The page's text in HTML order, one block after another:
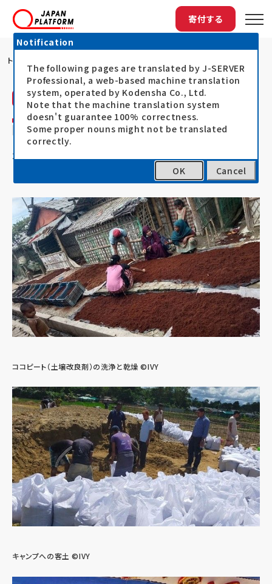
寄付する
トップ
活動レポート アイビー（IVY）
女性たちが家庭菜園への取り組みを発表
22.10.21
ココピート（土壌改良剤）の洗浄と乾燥 ©IVY
キャンプへの客土 ©IVY
Notification
The following pages are translated by J-SERVER
Professional, a web-based machine translation
system, operated by Kodensha Co., Ltd.
Note that the machine translation system
doesn't guarantee 100% correctness.
Some proper nouns might not be translated
correctly.
OK Cancel